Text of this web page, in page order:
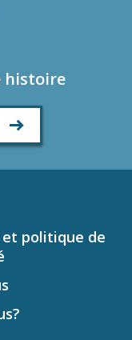
histoire
politique de